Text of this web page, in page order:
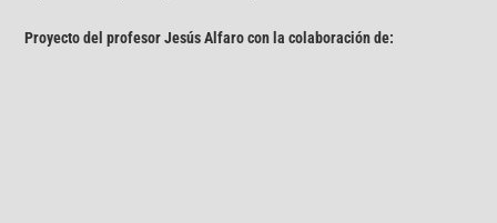
Proyecto del profesor Jesús Alfaro con la colaboración de: